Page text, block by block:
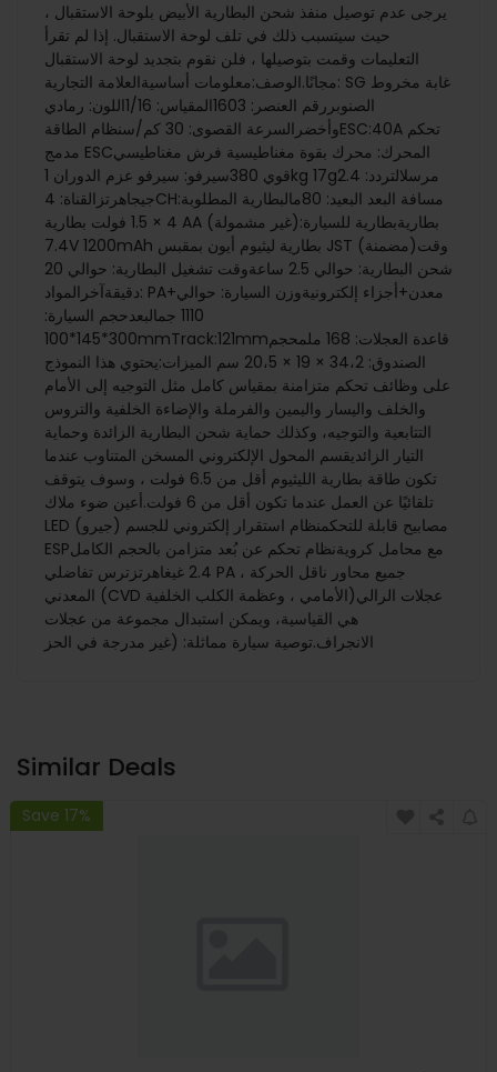
يرجى عدم توصيل منفذ شحن البطارية الأبيض بلوحة الاستقبال ،
حيث سيتسبب ذلك في تلف لوحة الاستقبال. إذا لم تقرأ
التعليمات وقمت بتوصيلها ، فلن نقوم بتجديد لوحة الاستقبال
مجانًا.الوصف:معلومات أساسيةالعلامة التجارية: SG غابة مخروط
الصنوبررقم العنصر: 1603المقياس: 1/16اللون: رمادي
وأخضرالسرعة القصوى: 30 كم/سنظام الطاقةESC:40A تحكم
مدمج ESCالمحرك: محرك بقوة مغناطيسية فرش مغناطيسي
قوي 380سيرفو: سيرفو عزم الدوران 1kg 17gمرسلالتردد: 2.4
جيجاهرتزالقناة: 4CHمسافة البعد البعيد: 80مالبطارية المطلوبة:
4 × 1.5 فولت بطارية AA (غير مشمولة)بطاريةبطارية للسيارة:
7.4V 1200mAh بطارية ليثيوم أيون بمقبس JST (مضمنة)وقت
شحن البطارية: حوالي 2.5 ساعةوقت تشغيل البطارية: حوالي 20
دقيقةآخرالمواد: PA+معدن+أجزاء إلكترونيةوزن السيارة: حوالي
1110 جمالبعدحجم السيارة:
300*145*100mmTrack:121mmقاعدة العجلات: 168 ملمحجم
الصندوق: 34،2 × 19 × 20،5 سم الميزات:يحتوي هذا النموذج
على وظائف تحكم متزامنة بمقياس كامل مثل التوجيه إلى الأمام
والخلف واليسار واليمين والفرملة والإضاءة الخلفية والتروس
التتابعية والتوجيه، وكذلك حماية شحن البطارية الزائدة وحماية
التيار الزائديقسم المحول الإلكتروني المسخن المتناوب عندما
تكون طاقة بطارية الليثيوم أقل من 6.5 فولت ، وسوف يتوقف
تلقائيًا عن العمل عندما تكون أقل من 6 فولت.أعين ضوء ملاك
LED مصابيح قابلة للتحكمنظام استقرار إلكتروني للجسم (جيرو)
ESPمع محامل كرويةنظام تحكم عن بُعد متزامن بالحجم الكامل
2.4 غيغاهرتزترس تفاضلي PA ، جميع محاور ناقل الحركة
المعدني (CVD الأمامي ، وعظمة الكلب الخلفية)عجلات الرالي
هي القياسية، ويمكن استبدال مجموعة من عجلات
الانجراف.توصية سيارة مماثلة: (غير مدرجة في الحز
Similar Deals
Save 17%